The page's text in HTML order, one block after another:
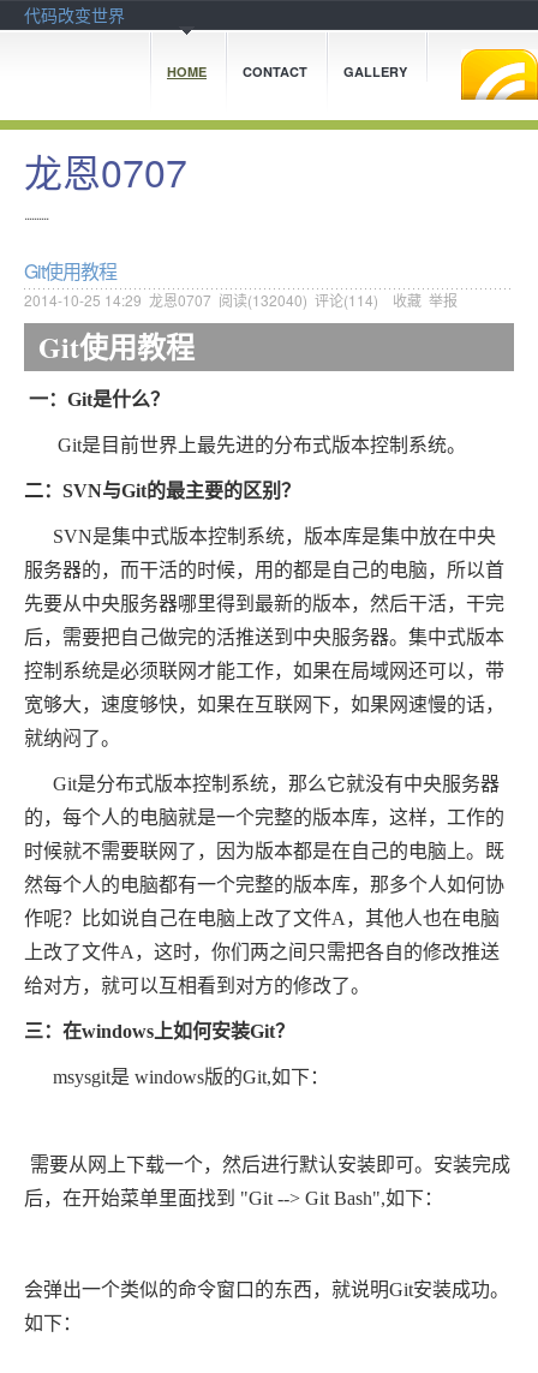
代码改变世界
HOME CONTACT GALLERY
龙恩0707
..........
Git使用教程
2014-10-25 14:29 龙恩0707 阅读(132040) 评论(114) 收藏 举报
Git使用教程
一：Git是什么？
Git是目前世界上最先进的分布式版本控制系统。
二：SVN与Git的最主要的区别？
SVN是集中式版本控制系统，版本库是集中放在中央
服务器的，而干活的时候，用的都是自己的电脑，所以首
先要从中央服务器哪里得到最新的版本，然后干活，干完
后，需要把自己做完的活推送到中央服务器。集中式版本
控制系统是必须联网才能工作，如果在局域网还可以，带
宽够大，速度够快，如果在互联网下，如果网速慢的话，
就纳闷了。
Git是分布式版本控制系统，那么它就没有中央服务器
的，每个人的电脑就是一个完整的版本库，这样，工作的
时候就不需要联网了，因为版本都是在自己的电脑上。既
然每个人的电脑都有一个完整的版本库，那多个人如何协
作呢？比如说自己在电脑上改了文件A，其他人也在电脑
上改了文件A，这时，你们两之间只需把各自的修改推送
给对方，就可以互相看到对方的修改了。
三：在windows上如何安装Git？
msysgit是 windows版的Git,如下：
需要从网上下载一个，然后进行默认安装即可。安装完成
后，在开始菜单里面找到 "Git --> Git Bash",如下：
会弹出一个类似的命令窗口的东西，就说明Git安装成功。
如下：